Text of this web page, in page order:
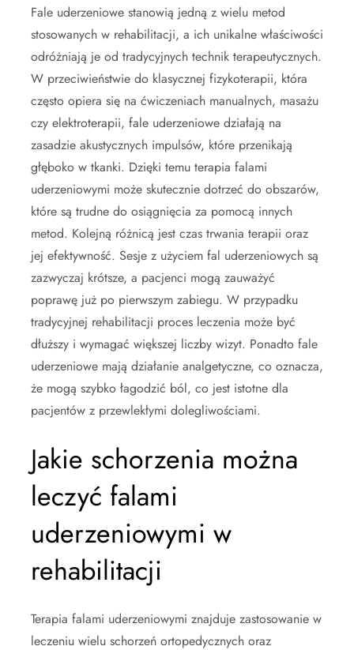
Fale uderzeniowe stanowią jedną z wielu metod
stosowanych w rehabilitacji, a ich unikalne właściwości
odróżniają je od tradycyjnych technik terapeutycznych.
W przeciwieństwie do klasycznej fizykoterapii, która
często opiera się na ćwiczeniach manualnych, masażu
czy elektroterapii, fale uderzeniowe działają na
zasadzie akustycznych impulsów, które przenikają
głęboko w tkanki. Dzięki temu terapia falami
uderzeniowymi może skutecznie dotrzeć do obszarów,
które są trudne do osiągnięcia za pomocą innych
metod. Kolejną różnicą jest czas trwania terapii oraz
jej efektywność. Sesje z użyciem fal uderzeniowych są
zazwyczaj krótsze, a pacjenci mogą zauważyć
poprawę już po pierwszym zabiegu. W przypadku
tradycyjnej rehabilitacji proces leczenia może być
dłuższy i wymagać większej liczby wizyt. Ponadto fale
uderzeniowe mają działanie analgetyczne, co oznacza,
że mogą szybko łagodzić ból, co jest istotne dla
pacjentów z przewlekłymi dolegliwościami.
Jakie schorzenia można
leczyć falami
uderzeniowymi w
rehabilitacji
Terapia falami uderzeniowymi znajduje zastosowanie w
leczeniu wielu schorzeń ortopedycznych oraz